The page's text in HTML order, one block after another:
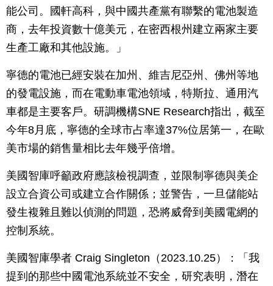
能公司。國軒高科，與中國共產黨有聯繫的電池製造
商，去年投資數十億美元，在密西根州建立兩家主要
生產工廠和其他設施。」
寧德的電池已經安裝在加州、維吉尼亞州、佛州等地
的發電設施，而在電動車電池領域，特斯拉、通用汽
車都是主要客戶。研調機構SNE Research指出，截至
今年8月底，寧德的全球市占率達37%位居第一，在歐
美市場的銷售量相比去年幾乎倍增。
美國智庫呼籲政府應該檢視調查，並限制寧德與美企
設立合資公司或建立合作關係；並警告，一旦儲能站
發生複雜且難以偵測的問題，恐將威脅到美國電網的
控制系統。
美國智庫學者 Craig Singleton（2023.10.25）：「我
提到的那些中國電池系統並不安全，研究表明，潛在